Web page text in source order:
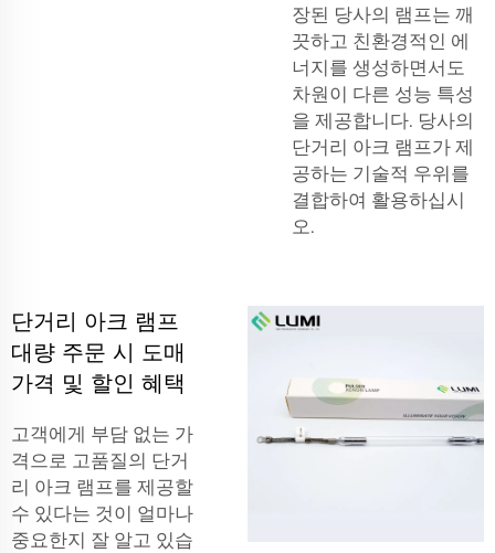
장된 당사의 램프는 깨
끗하고 친환경적인 에
너지를 생성하면서도
차원이 다른 성능 특성
을 제공합니다. 당사의
단거리 아크 램프가 제
공하는 기술적 우위를
결합하여 활용하십시
오.
단거리 아크 램프
대량 주문 시 도매
가격 및 할인 혜택
고객에게 부담 없는 가
격으로 고품질의 단거
리 아크 램프를 제공할
수 있다는 것이 얼마나
중요한지 잘 알고 있습